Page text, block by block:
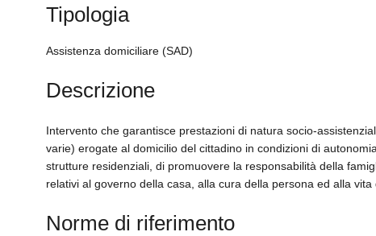
Tipologia
Assistenza domiciliare (SAD)
Descrizione
Intervento che garantisce prestazioni di natura socio-
varie) erogate al domicilio del cittadino in condizioni di
strutture residenziali, di promuovere la responsabilità della
relativi al governo della casa, alla cura della persona ed alla vita
Norme di riferimento